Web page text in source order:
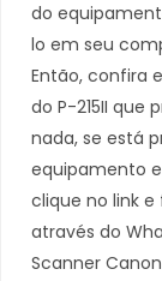
do
lo em seu
Então, confira
do P-215II que
nada, se está
equipamento
clique no link
através do
Scanner